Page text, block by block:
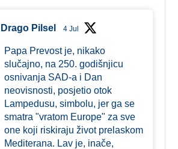
Drago Pilsel 4 Jul
Papa Prevost je, nikako
slučajno, na 250. godišnjicu
osnivanja SAD-a i Dan
neovisnosti, posjetio otok
Lampedusu, simbolu, jer ga se
smatra "vratom Europe" za sve
one koji riskiraju život prelaskom
Mediterana. Lav je, inače,